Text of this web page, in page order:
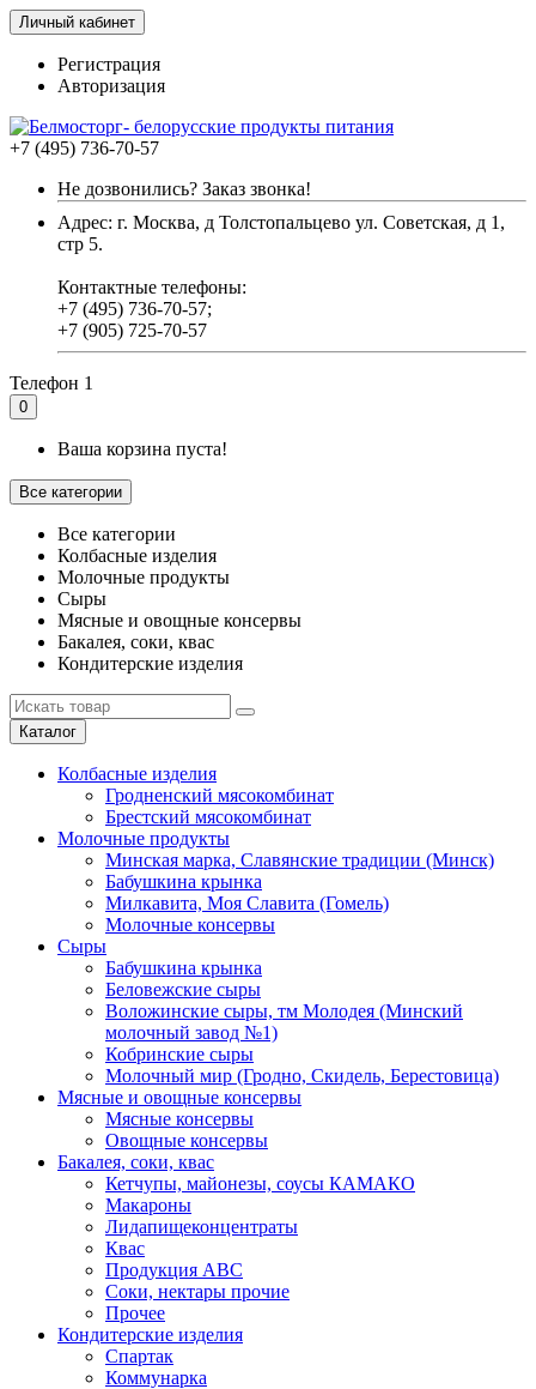
Личный кабинет
Регистрация
Авторизация
+7 (495) 736-70-57
Не дозвонились? Заказ звонка!
Адрес: г. Москва, д Толстопальцево ул. Советская, д 1,
стр 5.
Контактные телефоны:
+7 (495) 736-70-57;
+7 (905) 725-70-57
Телефон 1
0
Ваша корзина пуста!
Все категории
Все категории
Колбасные изделия
Молочные продукты
Сыры
Мясные и овощные консервы
Бакалея, соки, квас
Кондитерские изделия
Каталог
Колбасные изделия
Гродненский мясокомбинат
Брестский мясокомбинат
Молочные продукты
Минская марка, Славянские традиции (Минск)
Бабушкина крынка
Милкавита, Моя Славита (Гомель)
Молочные консервы
Сыры
Бабушкина крынка
Беловежские сыры
Воложинские сыры, тм Молодея (Минский
молочный завод №1)
Кобринские сыры
Молочный мир (Гродно, Скидель, Берестовица)
Мясные и овощные консервы
Мясные консервы
Овощные консервы
Бакалея, соки, квас
Кетчупы, майонезы, соусы КАМАКО
Макароны
Лидапищеконцентраты
Квас
Продукция АВС
Соки, нектары прочие
Прочее
Кондитерские изделия
Спартак
Коммунарка